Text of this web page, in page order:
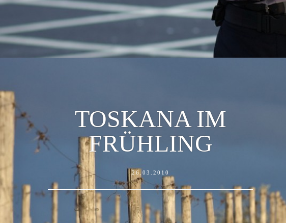
TOSKANA IM
FRÜHLING
26.03.2010